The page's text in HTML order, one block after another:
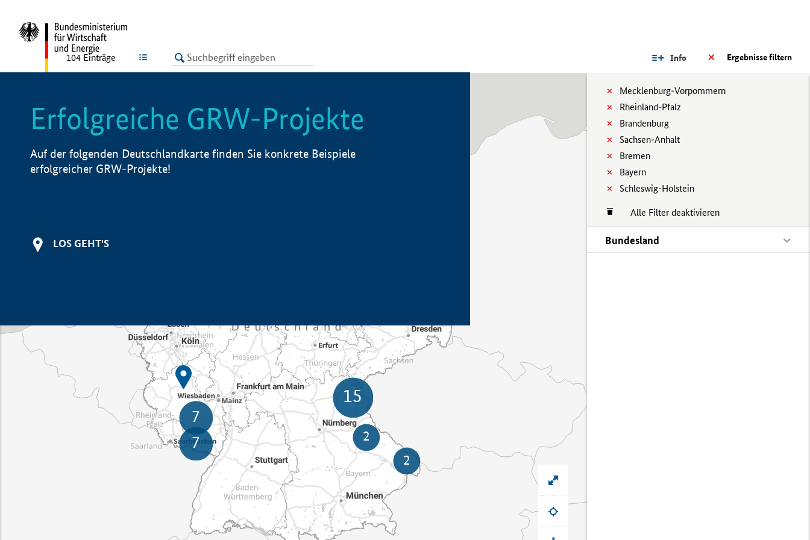
LISTE Ergebnisse filtern
Info
Mecklenburg-Vorpommern
Rheinland-Pfalz
Brandenburg
Sachsen-Anhalt
Bremen
Bayern
Schleswig-Holstein
Alle Filter deaktivieren
Bundesland
104 Einträge
Erfolgreiche GRW-Projekte
Auf der folgenden Deutschlandkarte finden Sie konkrete Beispiele
erfolgreicher GRW-Projekte!
LOS GEHT'S